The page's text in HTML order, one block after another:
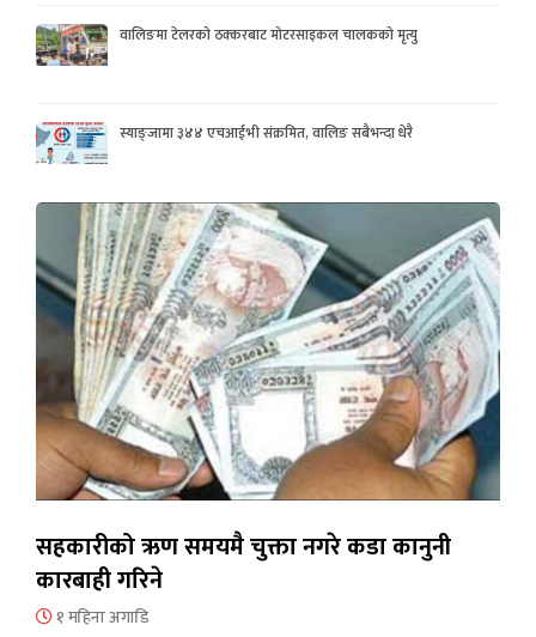
वालिङमा टेलरको ठक्करबाट मोटरसाइकल चालकको मृत्यु
स्याङ्जामा ३४४ एचआईभी संक्रमित, वालिङ सबैभन्दा धेरै
सहकारीको ऋण समयमै चुक्ता नगरे कडा कानुनी
कारबाही गरिने
१ महिना अगाडि